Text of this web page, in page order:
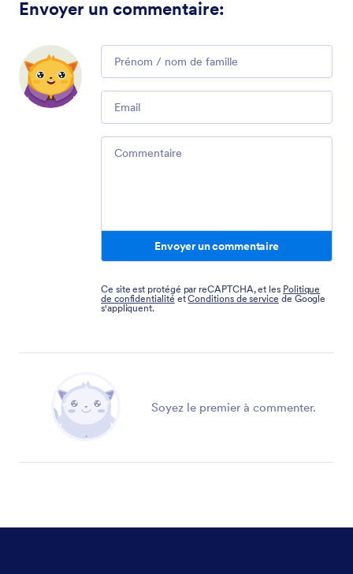
Envoyer un commentaire:
Comment
Email
Comment
Envoyer un commentaire
Ce site est protégé par reCAPTCHA, et les Politique
de confidentialitéetConditions de service de Google
s'appliquent.
Soyez le premier à commenter.